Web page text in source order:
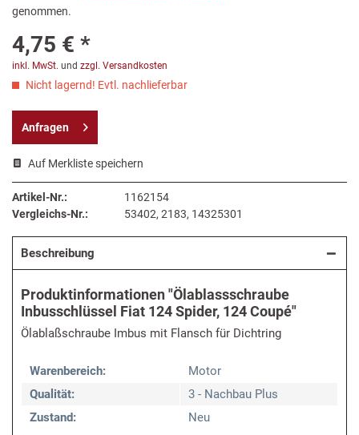
genommen.
4,75 € *
inkl. MwSt. und zzgl. Versandkosten
Nicht lagernd! Evtl. nachlieferbar
Anfragen
Auf Merkliste speichern
Artikel-Nr.:
1162154
Vergleichs-Nr.:
53402, 2183, 14325301
Beschreibung
Produktinformationen "Ölablassschraube
Inbusschlüssel Fiat 124 Spider, 124 Coupé"
Ölablaßschraube Imbus mit Flansch für Dichtring
Warenbereich:
Motor
Qualität:
3 - Nachbau Plus
Zustand:
Neu